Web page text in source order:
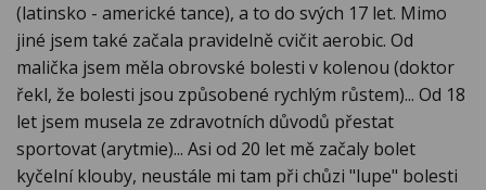
(latinsko - americké tance), a to do svých 17 let. Mimo
jiné jsem také začala pravidelně cvičit aerobic. Od
malička jsem měla obrovské bolesti v kolenou (doktor
řekl, že bolesti jsou způsobené rychlým růstem)... Od 18
let jsem musela ze zdravotních důvodů přestat
sportovat (arytmie)... Asi od 20 let mě začaly bolet
kyčelní klouby, neustále mi tam při chůzi "lupe" bolesti